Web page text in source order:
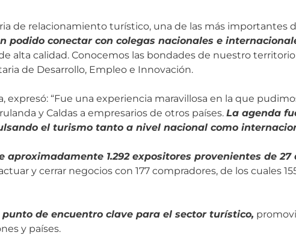
de relacionamiento turístico, una de las más importantes
podido conectar con colegas nacionales e
alta calidad. Conocemos las bondades de nuestro
de Desarrollo, Empleo e Innovación.
expresó: “Fue una experiencia maravillosa en la que
y Caldas a empresarios de otros países. La agenda
el turismo tanto a nivel nacional como
aproximadamente 1.292 expositores provenientes de
y cerrar negocios con 177 compradores, de los cuales
de encuentro clave para el sector turístico,
y países.